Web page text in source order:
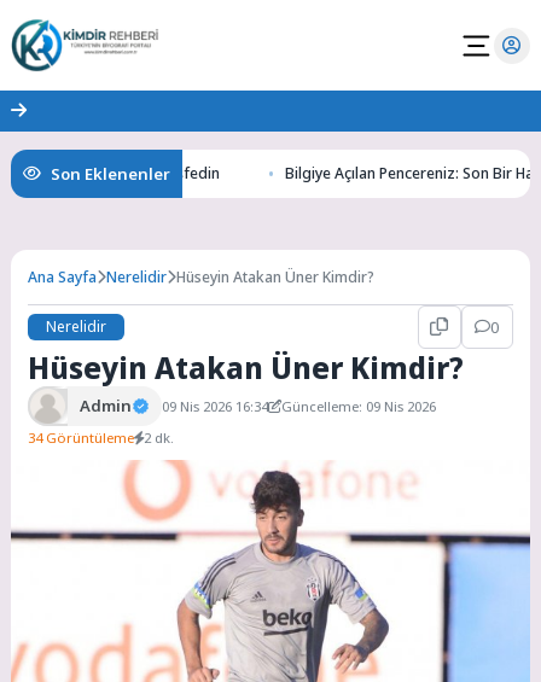
Son Eklenenler
Gizemlerini Keşfedin Bilgiye Açılan Pencereniz: Son Bir Haber
Ana Sayfa Nerelidir Hüseyin Atakan Üner Kimdir?
Nerelidir 0
Hüseyin Atakan Üner Kimdir?
Admin 09 Nis 2026 16:34
Güncelleme: 09 Nis 2026
34 Görüntüleme 2 dk.